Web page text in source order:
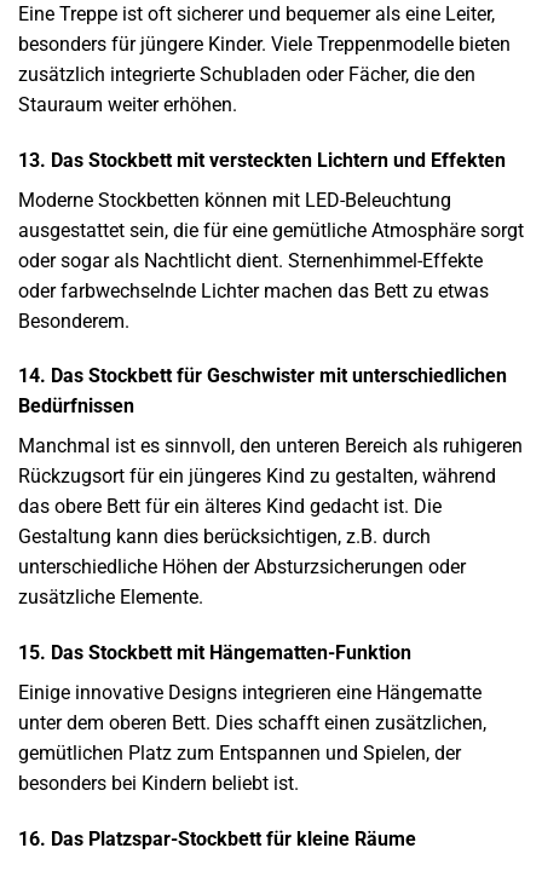
Eine Treppe ist oft sicherer und bequemer als eine Leiter,
besonders für jüngere Kinder. Viele Treppenmodelle bieten
zusätzlich integrierte Schubladen oder Fächer, die den
Stauraum weiter erhöhen.
13. Das Stockbett mit versteckten Lichtern und Effekten
Moderne Stockbetten können mit LED-Beleuchtung
ausgestattet sein, die für eine gemütliche Atmosphäre sorgt
oder sogar als Nachtlicht dient. Sternenhimmel-Effekte
oder farbwechselnde Lichter machen das Bett zu etwas
Besonderem.
14. Das Stockbett für Geschwister mit unterschiedlichen
Bedürfnissen
Manchmal ist es sinnvoll, den unteren Bereich als ruhigeren
Rückzugsort für ein jüngeres Kind zu gestalten, während
das obere Bett für ein älteres Kind gedacht ist. Die
Gestaltung kann dies berücksichtigen, z.B. durch
unterschiedliche Höhen der Absturzsicherungen oder
zusätzliche Elemente.
15. Das Stockbett mit Hängematten-Funktion
Einige innovative Designs integrieren eine Hängematte
unter dem oberen Bett. Dies schafft einen zusätzlichen,
gemütlichen Platz zum Entspannen und Spielen, der
besonders bei Kindern beliebt ist.
16. Das Platzspar-Stockbett für kleine Räume